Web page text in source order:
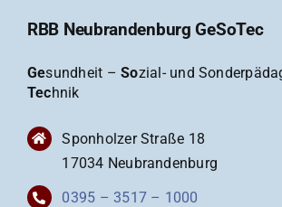
RBB Neubrandenburg GeSoTec
Gesundheit –Sozial- und
Technik
Sponholzer Straße 18
17034 Neubrandenburg
0395 – 3517 – 1000